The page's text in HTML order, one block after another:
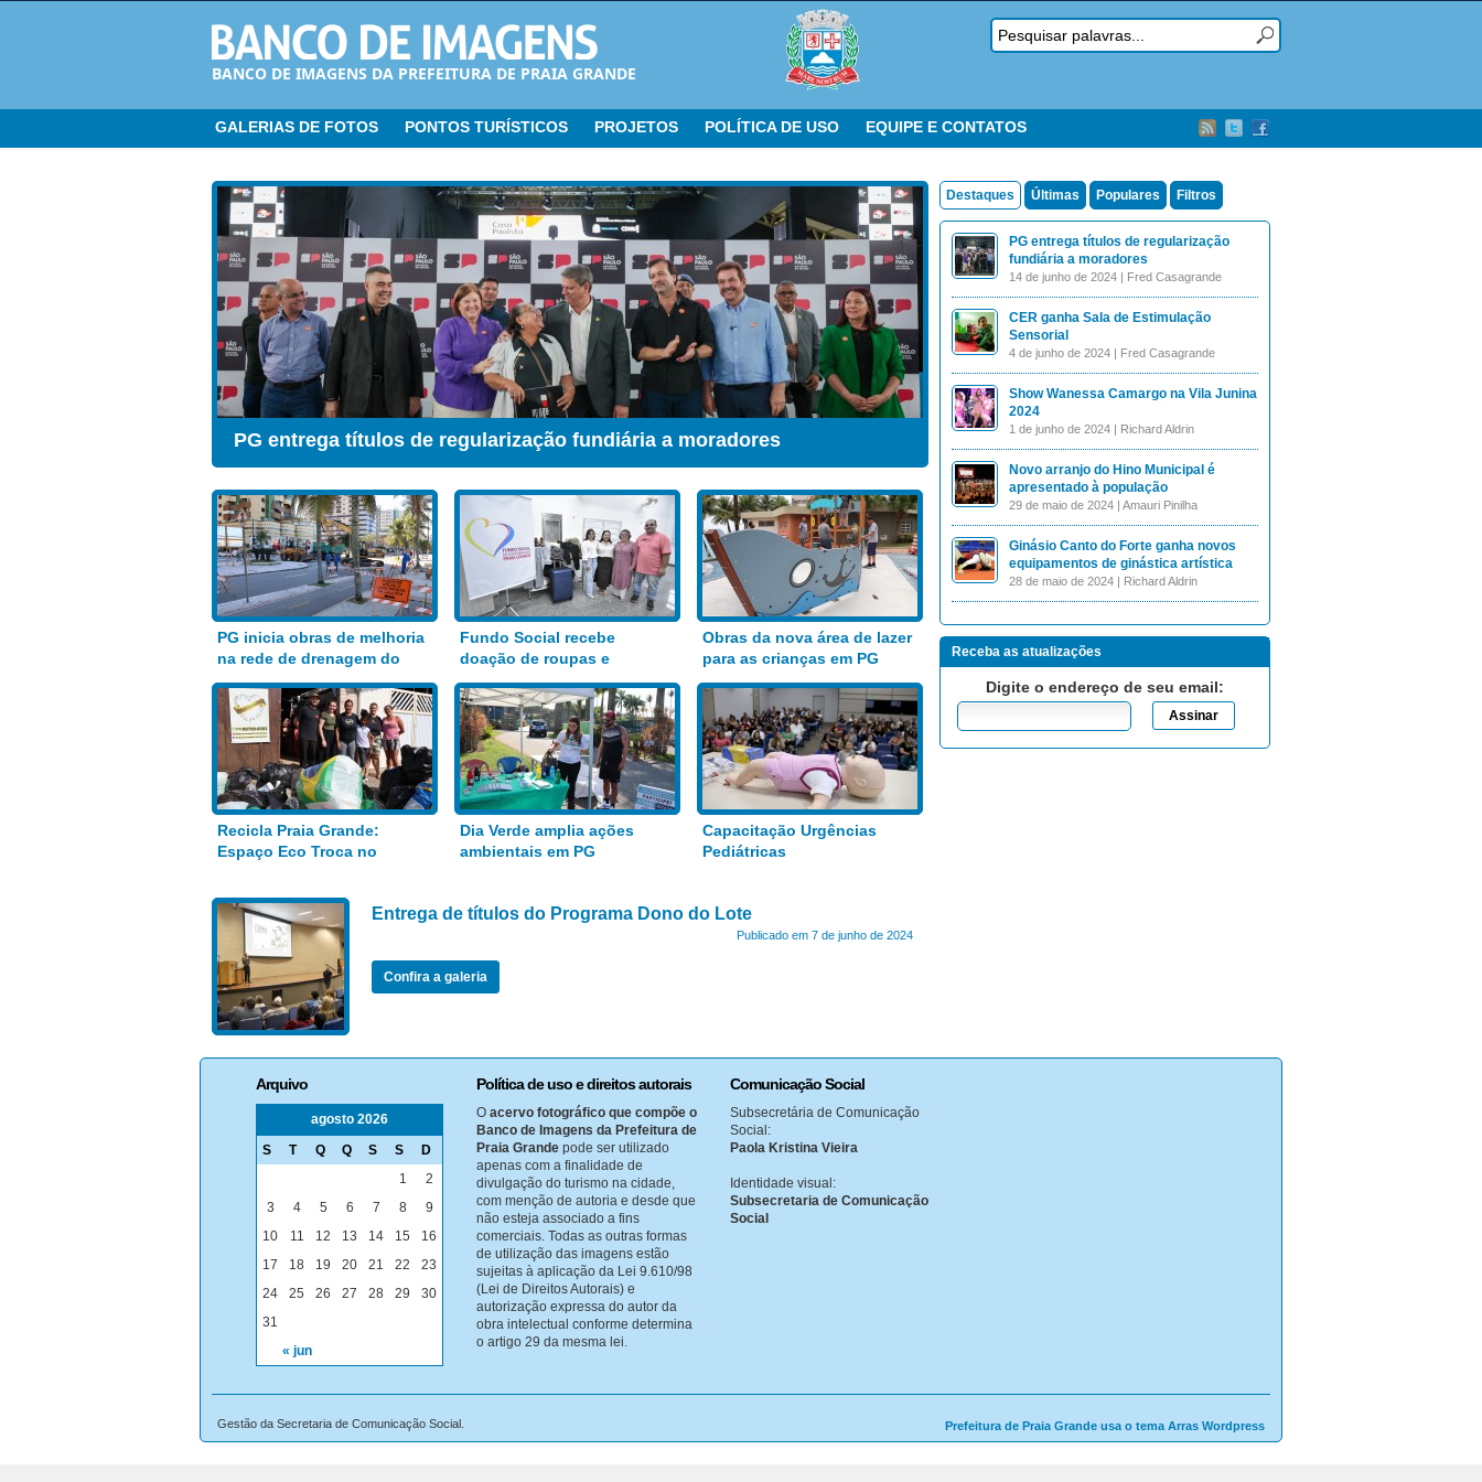
BANCO DE IMAGENS DA PREFEITURA DE PRAIA GRANDE
GALERIAS DE FOTOS PONTOS TURÍSTICOS PROJETOS POLÍTICA DE USO EQUIPE E CONTATOS
CER ganha Sala de Estimulação Sensorial
PG inicia obras de melhoria
na rede de drenagem do
Bairro Aviação
Fundo Social recebe
doação de roupas e
alimentos
Obras da nova área de lazer
para as crianças em PG
Recicla Praia Grande:
Espaço Eco Troca no
Dia Verde amplia ações
ambientais em PG
Capacitação Urgências
Pediátricas
Entrega de títulos do Programa Dono do Lote
Publicado em 7 de junho de 2024
Confira a galeria
Destaques Últimas Populares Filtros
PG entrega títulos de regularização
fundiária a moradores
14 de junho de 2024 | Fred Casagrande
CER ganha Sala de Estimulação
Sensorial
4 de junho de 2024 | Fred Casagrande
Show Wanessa Camargo na Vila Junina
2024
1 de junho de 2024 | Richard Aldrin
Novo arranjo do Hino Municipal é
apresentado à população
29 de maio de 2024 | Amauri Pinilha
Ginásio Canto do Forte ganha novos
equipamentos de ginástica artística
28 de maio de 2024 | Richard Aldrin
Receba as atualizações
Digite o endereço de seu email:
Arquivo
agosto 2026
S
T Q Q S S D
« jun
1
2
3
4 5 6 7 8
9
10
11 12 13 14 15
16
17
18 19 20 21 22
23
24
25 26 27 28 29
30
31
Política de uso e direitos autorais
O acervo fotográfico que compõe o
Banco de Imagens da Prefeitura de
Praia Grande pode ser utilizado
apenas com a finalidade de
divulgação do turismo na cidade,
com menção de autoria e desde que
não esteja associado a fins
comerciais. Todas as outras formas
de utilização das imagens estão
sujeitas à aplicação da Lei 9.610/98
(Lei de Direitos Autorais) e
autorização expressa do autor da
obra intelectual conforme determina
o artigo 29 da mesma lei.
Comunicação Social
Subsecretária de Comunicação
Social:
Paola Kristina Vieira
Identidade visual:
Subsecretaria de Comunicação
Social
Prefeitura de Praia Grande usa o tema Arras Wordpress
Gestão da Secretaria de Comunicação Social.